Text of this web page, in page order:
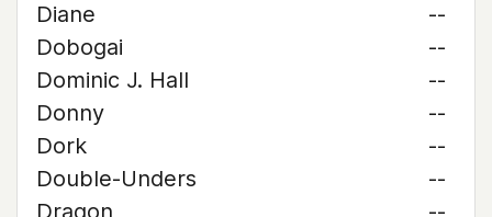
Diane
--
Dobogai
--
Dominic J. Hall
--
Donny
--
Dork
--
Double-Unders
--
Dragon
--